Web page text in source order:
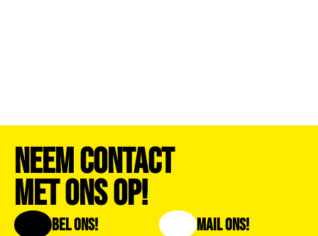
Neem Contact
Met Ons Op!
Bel Ons! Mail Ons!